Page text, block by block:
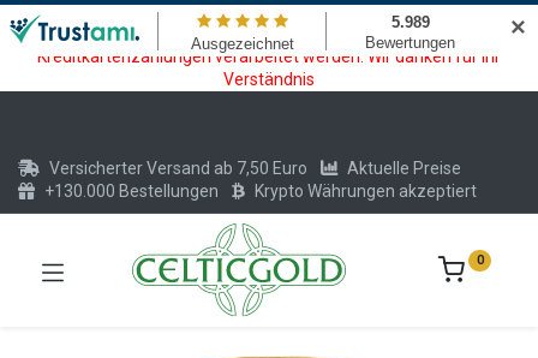
Wartungsarbeiten am Kreditkarten und Krypto Bezahlmodul. In der
Zeit vom 20.07. - 09.08.2026 können keine Krypto oder
Kreditkartenzahlungen verarbeitet werden. Wir danken für Ihr
Verständnis
Versicherter Versand ab 7,50 Euro
Aktuelle Preise
+130.000 Bestellungen
Krypto Währungen akzeptiert
0
✕